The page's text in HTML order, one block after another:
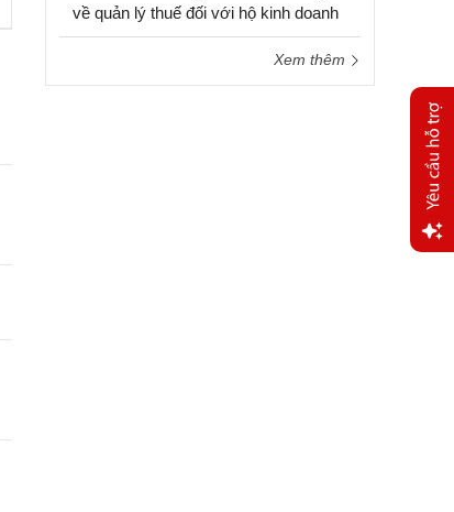
về quản lý thuế đối với hộ kinh doanh
Xem thêm